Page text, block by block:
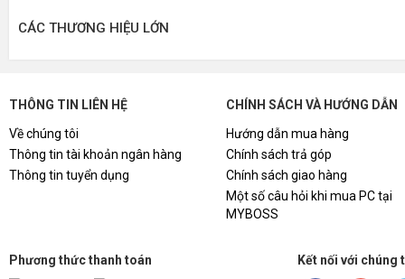
CÁC THƯƠNG HIỆU LỚN
THÔNG TIN LIÊN HỆ
Về chúng tôi
Thông tin tài khoản ngân hàng
Thông tin tuyển dụng
CHÍNH SÁCH VÀ HƯỚNG DẪN
Hướng dẫn mua hàng
Chính sách trả góp
Chính sách giao hàng
Một số câu hỏi khi mua PC tại
MYBOSS
Phương thức thanh toán Kết nối với chúng